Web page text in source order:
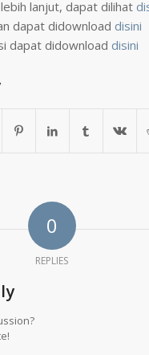
lanjut, dapat dilihat
dapat didownload disini
dapat didownload disini
0
REPLIES